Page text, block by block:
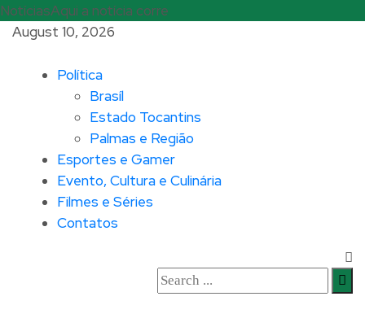
NotíciasAqui a notícia corre
August 10, 2026
Política
Brasíl
Estado Tocantins
Palmas e Região
Esportes e Gamer
Evento, Cultura e Culinária
Filmes e Séries
Contatos